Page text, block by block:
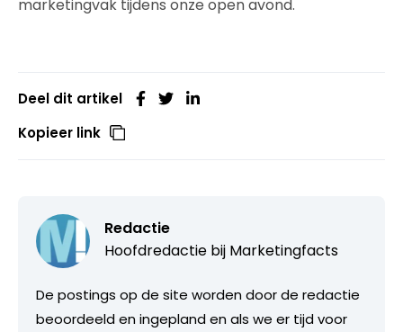
marketingvak tijdens onze open avond.
Deel dit artikel
Kopieer link
Redactie
Hoofdredactie bij Marketingfacts
De postings op de site worden door de redactie
beoordeeld en ingepland en als we er tijd voor